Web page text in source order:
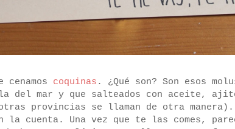
cenamos coquinas . ¿Qué son? Son esos
del mar y que salteados con aceite,
provincias se llaman de otra
la cuenta. Una vez que te las comes,